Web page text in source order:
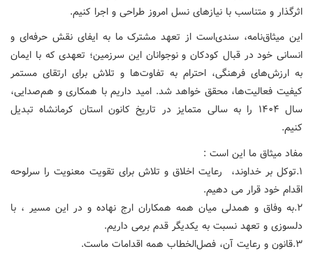
اثرگذار و متناسب با نیازهای نسل امروز طراحی و اجرا کنیم.
این میثاق‌نامه، سندی‌است از تعهد مشترک ما به ایفای نقش حرفه‌ای و
انسانی خود در قبال کودکان و نوجوانان این سرزمین؛ تعهدی که با ایمان
به ارزش‌های فرهنگی، احترام به تفاوت‌ها و تلاش برای ارتقای مستمر
کیفیت فعالیت‌ها، محقق خواهد شد. امید داریم با همکاری و هم‌صدایی،
سال ۱۴۰۴ را به سالی متمایز در تاریخ کانون استان کرمانشاه تبدیل
کنیم.
مفاد میثاق ما این است :
۱.توکل بر خداوند، رعایت اخلاق و تلاش برای تقویت معنویت را سرلوحه
اقدام خود قرار می دهیم.
۲.به وفاق و همدلی میان همه همکاران ارج نهاده و در این مسیر ، با
دلسوزی و تعهد نسبت به یکدیگر قدم برمی داریم.
۳.قانون و رعایت آن، فصل‌الخطاب همه اقدامات ماست.